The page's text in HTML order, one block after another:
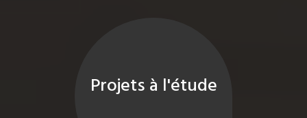
Projets à l'étude